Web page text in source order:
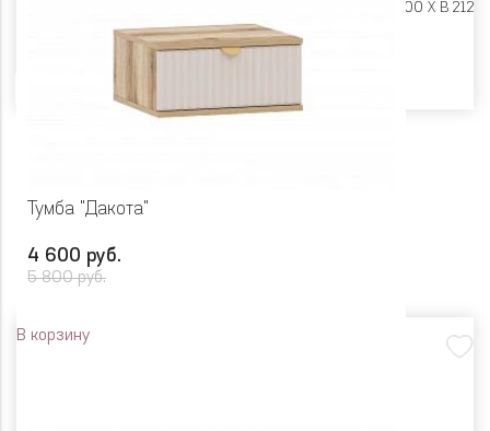
Ш 900 X Г 400 X В 212
Тумба "Дакота"
4 600 руб.
5 800 руб.
В корзину